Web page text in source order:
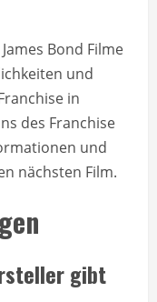
Bond Filme
und
in
des Franchise
und
nächsten Film.
gibt